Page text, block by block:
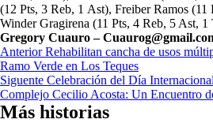
(12 Pts, 3 Reb, 1 Ast), Freiber Ramos (11
Winder Gragirena (11 Pts, 4 Reb, 5 Ast, 1
Gregory Cuauro – C
Navegación
de
entradas
AnteriorRehabilitan cancha de usos
Ramo Verde en Los Teques
Siguente Celebración del Día
Complejo Cecilio Acosta: Un Encuentro
Más historias